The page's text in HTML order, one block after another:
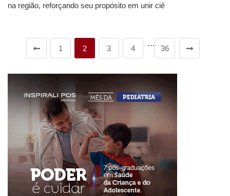
na região, reforçando seu propósito em unir ciê
1 2 3 4
…
36